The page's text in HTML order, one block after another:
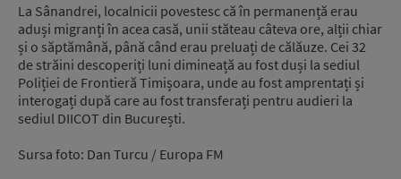
La Sânandrei, localnicii povestesc că în permanență erau
aduși migranți în acea casă, unii stăteau câteva ore, alții chiar
și o săptămână, până când erau preluați de călăuze. Cei 32
de străini descoperiți luni dimineață au fost duși la sediul
Poliției de Frontieră Timișoara, unde au fost amprentați și
interogați după care au fost transferați pentru audieri la
sediul DIICOT din București.
Sursa foto: Dan Turcu / Europa FM